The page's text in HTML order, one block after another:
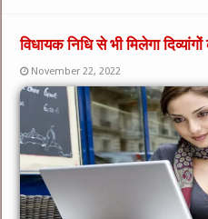
विधायक निधि से भी मिलेगा
November 22, 2022